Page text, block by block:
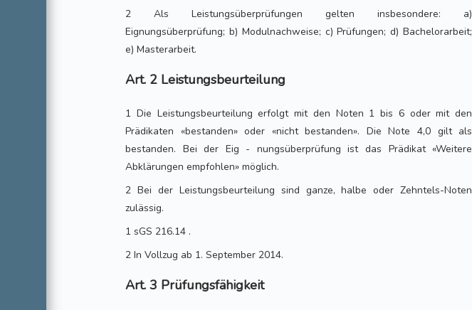
2 Als Leistungsüberprüfungen gelten insbesondere: a)
Eignungsüberprüfung; b) Modulnachweise; c) Prüfungen; d) Bachelorarbeit;
e) Masterarbeit.
Art. 2 Leistungsbeurteilung
1 Die Leistungsbeurteilung erfolgt mit den Noten 1 bis 6 oder mit den
Prädikaten «bestanden» oder «nicht bestanden». Die Note 4,0 gilt als
bestanden. Bei der Eig - nungsüberprüfung ist das Prädikat «Weitere
Abklärungen empfohlen» möglich.
2 Bei der Leistungsbeurteilung sind ganze, halbe oder Zehntels-Noten
zulässig.
1 sGS 216.14 .
2 In Vollzug ab 1. September 2014.
Art. 3 Prüfungsfähigkeit